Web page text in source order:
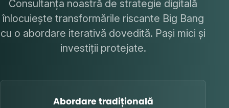
Consultanța noastră de strategie digitală
înlocuiește transformările riscante Big Bang
cu o abordare iterativă dovedită. Pași mici și
investiții protejate.
Abordare tradițională